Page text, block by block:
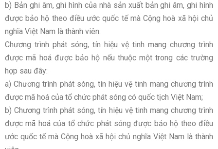
b) Bản ghi âm, ghi hình của nhà sản xuất bản ghi âm, ghi hình
được bảo hộ theo điều ước quốc tế mà Cộng hoà xã hội chủ
nghĩa Việt Nam là thành viên.
Chương trình phát sóng, tín hiệu vệ tinh mang chương trình
được mã hoá được bảo hộ nếu thuộc một trong các trường
hợp sau đây:
a) Chương trình phát sóng, tín hiệu vệ tinh mang chương trình
được mã hoá của tổ chức phát sóng có quốc tịch Việt Nam;
b) Chương trình phát sóng, tín hiệu vệ tinh mang chương trình
được mã hoá của tổ chức phát sóng được bảo hộ theo điều
ước quốc tế mà Cộng hoà xã hội chủ nghĩa Việt Nam là thành